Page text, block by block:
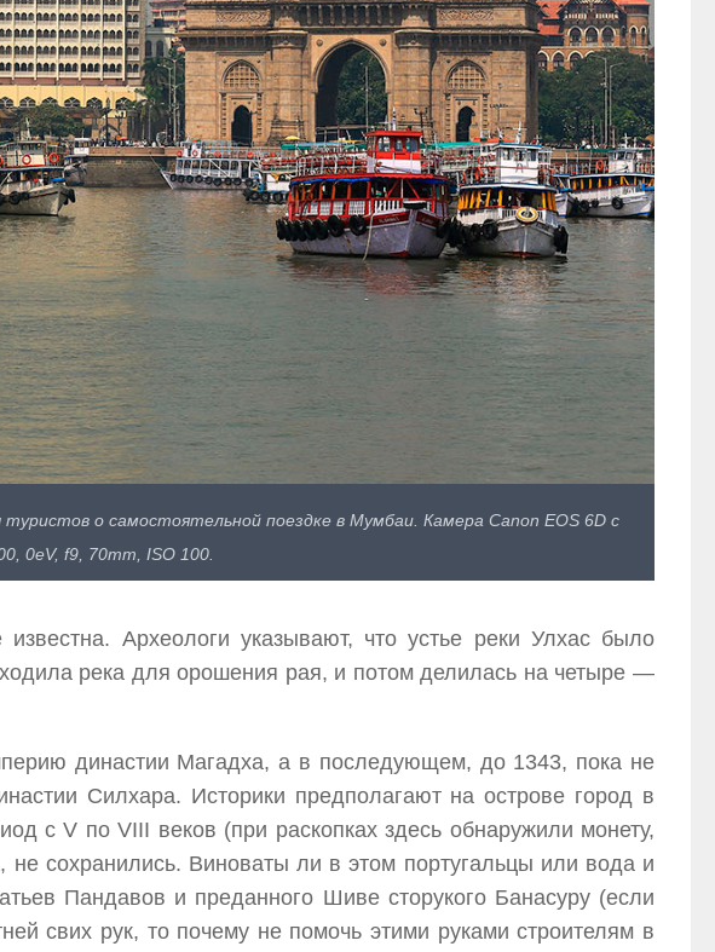
о самостоятельной поездке в Мумбаи. Камера Canon EOS 6D с
0eV, f9, 70mm, ISO 100.
Археологи указывают, что устье реки Улхас было
река для орошения рая, и потом делилась на четыре —
династии Магадха, а в последующем, до 1343, пока не
Силхара. Историки предполагают на острове город в
с V по VIII веков (при раскопках здесь обнаружили монету,
сохранились. Виноваты ли в этом португальцы или вода и
Пандавов и преданного Шиве сторукого Банасуру (если
свих рук, то почему не помочь этими руками строителям в